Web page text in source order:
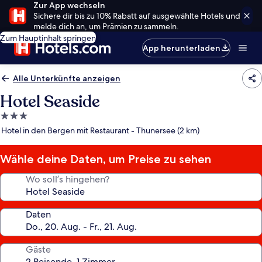
Zur App wechseln
Sichere dir bis zu 10% Rabatt auf ausgewählte Hotels und
melde dich an, um Prämien zu sammeln.
Zum Hauptinhalt springen
App herunterladen
Alle Unterkünfte anzeigen
Hotel Seaside
3.0-
Sterne-
Hotel in den Bergen mit Restaurant - Thunersee (2 km)
Wähle deine Daten, um Preise zu sehen
Wo soll’s hingehen?
Daten
Gäste